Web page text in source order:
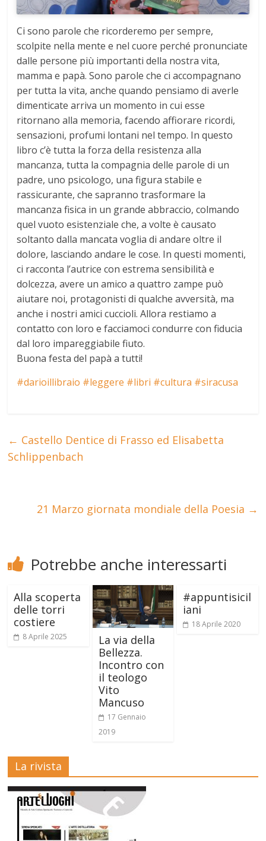
Ci sono parole che ricorderemo per sempre,
scolpite nella mente e nel cuore perché pronunciate
dalle persone più importanti della nostra vita,
mamma e papà. Sono parole che ci accompagnano
per tutta la vita, anche quando pensiamo di averle
dimenticate arriva un momento in cui esse
ritornano alla memoria, facendo affiorare ricordi,
sensazioni, profumi lontani nel tempo. In questo
libro c’è tutta la forza della resistenza alla
mancanza, tutta la compagnia delle parole di un
padre, uno psicologo, una figura stabile e
rassicurante, che sapranno trasformare la
mancanza fisica in un grande abbraccio, colmando
quel vuoto esistenziale che, a volte è causato
soltanto dalla mancata voglia di andare oltre il
dolore, lasciando andare le cose. In questi momenti,
ci racconta l’autrice con estrema sensibilità e
dolcezza, avere un amico a quattro zampe può
aiutare noi, protagonisti di qualche avversità, ma
anche i nostri amici cuccioli. Allora restiamo a
contatto con loro e facciamoci condurre con fiducia
dal loro impareggiabile fiuto.
Buona festa del papà a tutti!
#darioillibraio #leggere #libri #cultura #siracusa
← Castello Dentice di Frasso ed Elisabetta
Schlippenbach
21 Marzo giornata mondiale della Poesia →
Potrebbe anche interessarti
Alla scoperta
delle torri
costiere
8 Aprile 2025
La via della
Bellezza.
Incontro con
il teologo
Vito
Mancuso
17 Gennaio
2019
#appuntisicil
iani
18 Aprile 2020
La rivista